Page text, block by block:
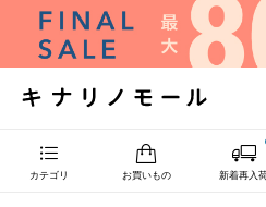
カテゴリ お買いもの 新着再入